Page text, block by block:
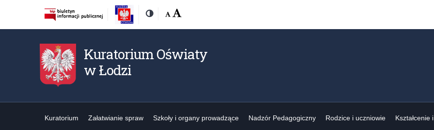
KontrastRozmiar
Domyślna
Wielka
Kuratorium Oświaty
w Łodzi
Kuratorium Załatwianie spraw Szkoły i organy prowadzące Nadzór Pedagogiczny Rodzice i uczniowie Kształcenie